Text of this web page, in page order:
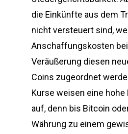
die Einkünfte aus dem
nicht versteuert sind,
Anschaffungskosten
Veräußerung diesen
Coins zugeordnet
Kurse weisen eine
auf, denn bis Bitcoin
Währung zu einem